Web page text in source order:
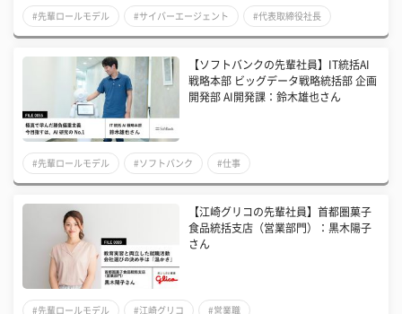
#先輩ロールモデル #サイバーエージェント #代表取締役社長
【ソフトバンクの先輩社員】IT統括AI
戦略本部 ビッグデータ戦略統括部 企画
開発部 AI開発課：鈴木雄也さん
#先輩ロールモデル #ソフトバンク #仕事
【江崎グリコの先輩社員】首都圏菓子
食品統括支店（営業部門）：黒木陽子
さん
#先輩ロールモデル #江崎グリコ #営業職